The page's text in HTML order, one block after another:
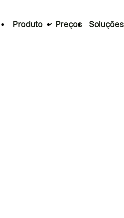
Produto Preços Soluções